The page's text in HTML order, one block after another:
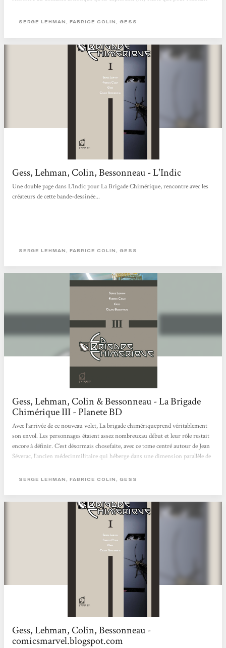
en la matière. Serge Lehman s’est entouré de personnes sachant accompagner ce
SERGE LEHMAN, FABRICE COLIN, GESS
Gess, Lehman, Colin, Bessonneau - L'Indic
Une double page dans L'Indic pour La Brigade Chimérique, rencontre avec les
créateurs de cette bande-dessinée...
SERGE LEHMAN, FABRICE COLIN, GESS
Gess, Lehman, Colin & Bessonneau - La Brigade
Chimérique III - Planete BD
Avec l’arrivée de ce nouveau volet, La brigade chimériqueprend véritablement
son envol. Les personnages étaient assez nombreuxau début et leur rôle restait
encore à définir. C’est désormais chosefaite, avec ce tome centré autour de Jean
Séverac, l’ancien médecinmilitaire qui héberge dans une dimension parallèle de
laissaitvolontairement de nombreuses ellipses jusqu’ici se fait plus clair,plus
SERGE LEHMAN, FABRICE COLIN, GESS
Gess, Lehman, Colin, Bessonneau -
comicsmarvel.blogspot.com